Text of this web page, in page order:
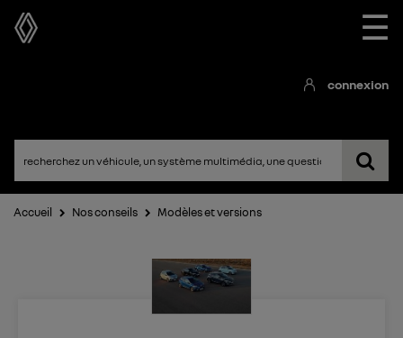
☰
connexion
Accueil Nos conseils Modèles et versions